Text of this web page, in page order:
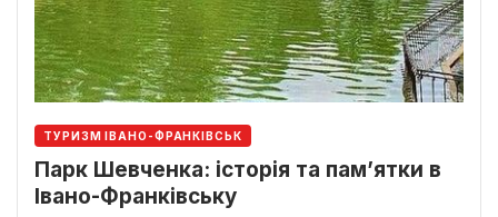
ТУРИЗМ ІВАНО-ФРАНКІВСЬК
Парк Шевченка: історія та пам’ятки в
Івано-Франківську